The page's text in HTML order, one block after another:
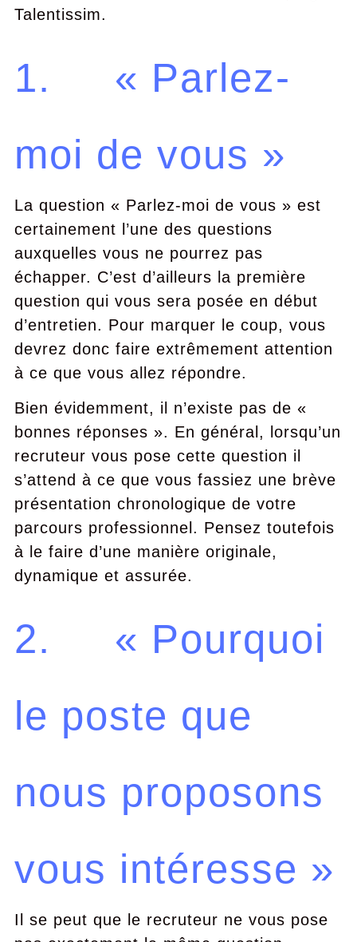
Talentissim.
1. « Parlez-
moi de vous »
La question « Parlez-moi de vous » est
certainement l’une des questions
auxquelles vous ne pourrez pas
échapper. C’est d’ailleurs la première
question qui vous sera posée en début
d’entretien. Pour marquer le coup, vous
devrez donc faire extrêmement attention
à ce que vous allez répondre.
Bien évidemment, il n’existe pas de «
bonnes réponses ». En général, lorsqu’un
recruteur vous pose cette question il
s’attend à ce que vous fassiez une brève
présentation chronologique de votre
parcours professionnel. Pensez toutefois
à le faire d’une manière originale,
dynamique et assurée.
2. « Pourquoi
le poste que
nous proposons
vous intéresse »
Il se peut que le recruteur ne vous pose